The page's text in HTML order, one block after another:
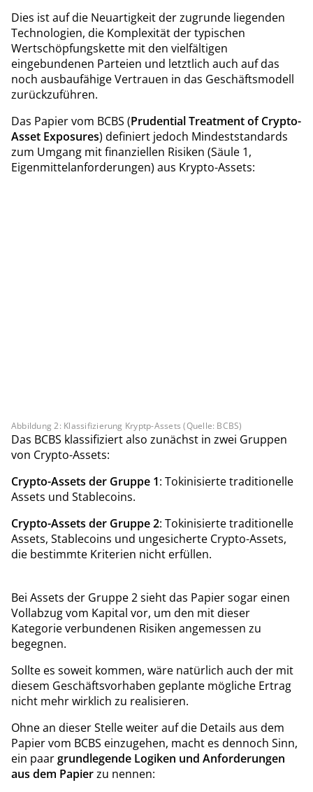
Dies ist auf die Neuartigkeit der zugrunde liegenden
Technologien, die Komplexität der typischen
Wertschöpfungskette mit den vielfältigen
eingebundenen Parteien und letztlich auch auf das
noch ausbaufähige Vertrauen in das Geschäftsmodell
zurückzuführen.
Das Papier vom BCBS (Prudential Treatment of Crypto-
Asset Exposures) definiert jedoch Mindeststandards
zum Umgang mit finanziellen Risiken (Säule 1,
Eigenmittelanforderungen) aus Krypto-Assets:
Abbildung 2: Klassifizierung Kryptp-Assets (Quelle: BCBS)
Das BCBS klassifiziert also zunächst in zwei Gruppen
von Crypto-Assets:
Crypto-Assets der Gruppe 1: Tokinisierte traditionelle
Assets und Stablecoins.
Crypto-Assets der Gruppe 2: Tokinisierte traditionelle
Assets, Stablecoins und ungesicherte Crypto-Assets,
die bestimmte Kriterien nicht erfüllen.
Bei Assets der Gruppe 2 sieht das Papier sogar einen
Vollabzug vom Kapital vor, um den mit dieser
Kategorie verbundenen Risiken angemessen zu
begegnen.
Sollte es soweit kommen, wäre natürlich auch der mit
diesem Geschäftsvorhaben geplante mögliche Ertrag
nicht mehr wirklich zu realisieren.
Ohne an dieser Stelle weiter auf die Details aus dem
Papier vom BCBS einzugehen, macht es dennoch Sinn,
ein paargrundlegende Logiken und Anforderungen
aus dem Papierzu nennen: